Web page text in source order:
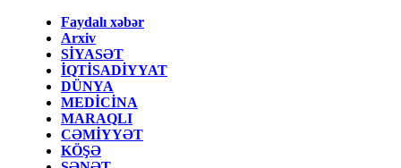
Faydalı xəbər
Arxiv
SİYASƏT
İQTİSADİYYAT
DÜNYA
MEDİCİNA
MARAQLI
CƏMİYYƏT
KÖŞƏ